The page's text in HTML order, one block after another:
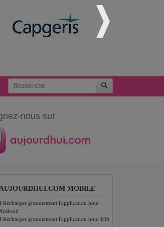
nous sur
MOBILE
gratuitement l'application pour
Android
gratuitement l'application pour iOS